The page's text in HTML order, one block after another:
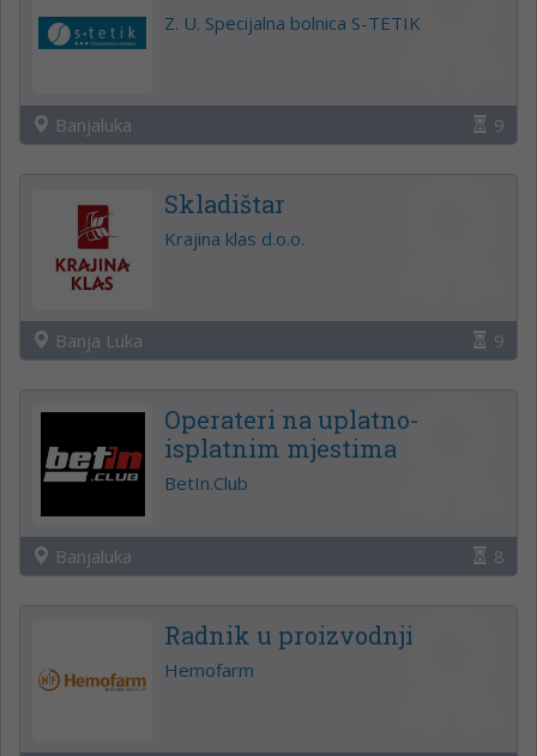
Z. U. Specijalna bolnica S-TETIK
Banjaluka 9
Skladištar
Krajina klas d.o.o.
Banja Luka 9
Operateri na uplatno-
isplatnim mjestima
BetIn.Club
Banjaluka 8
Radnik u proizvodnji
Hemofarm